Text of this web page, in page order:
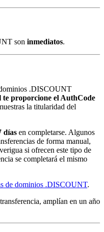
son inmediatos.
.DISCOUNT
te proporcione el AuthCode
la titularidad del
días en completarse. Algunos
de forma manual,
si ofrecen este tipo de
se completará el mismo
de dominios .DISCOUNT.
amplían en un año